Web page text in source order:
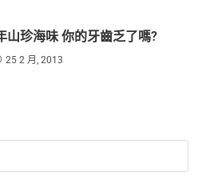
山珍海味 你的牙齒乏了嗎?
25 2 月, 2013